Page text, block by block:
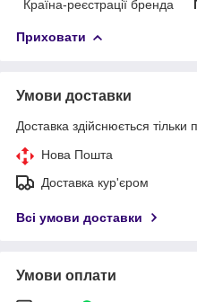
Країна-реєстрації бренда
Приховати
Умови доставки
Доставка здійснюється тільки
Нова Пошта
Доставка кур'єром
Всі умови доставки
Умови оплати